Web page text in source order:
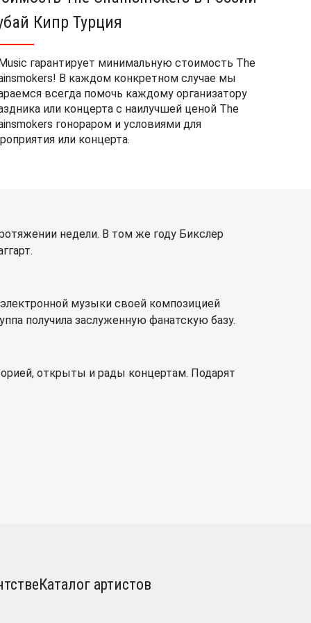
Кипр Турция
гарантирует минимальную стоимость The
В каждом конкретном случае мы
всегда помочь каждому организатору
или концерта с наилучшей ценой The
гонораром и условиями для
или концерта.
недели. В том же году Бикслер
музыки своей композицией
получила заслуженную фанатскую базу.
открыты и рады концертам. Подарят
Каталог артистов